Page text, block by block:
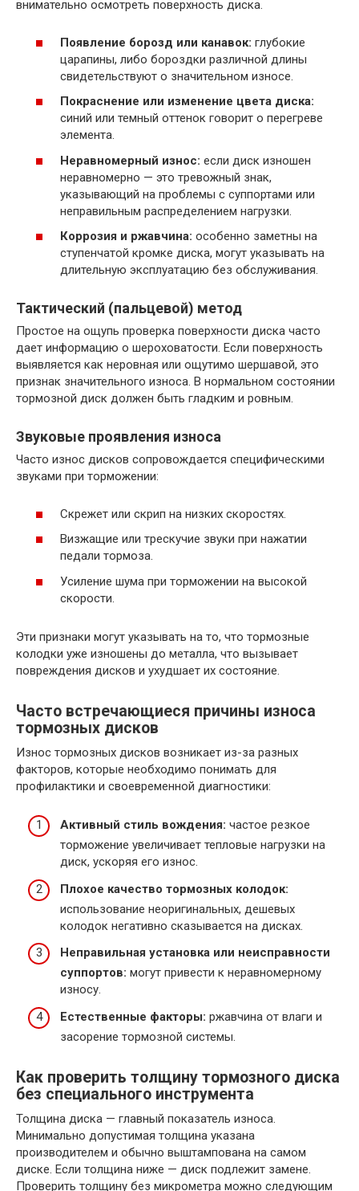
внимательно осмотреть поверхность диска.
Появление борозд или канавок: глубокие
царапины, либо бороздки различной длины
свидетельствуют о значительном износе.
Покраснение или изменение цвета диска:
синий или темный оттенок говорит о перегреве
элемента.
Неравномерный износ: если диск изношен
неравномерно — это тревожный знак,
указывающий на проблемы с суппортами или
неправильным распределением нагрузки.
Коррозия и ржавчина: особенно заметны на
ступенчатой кромке диска, могут указывать на
длительную эксплуатацию без обслуживания.
Тактический (пальцевой) метод
Простое на ощупь проверка поверхности диска часто
дает информацию о шероховатости. Если поверхность
выявляется как неровная или ощутимо шершавой, это
признак значительного износа. В нормальном состоянии
тормозной диск должен быть гладким и ровным.
Звуковые проявления износа
Часто износ дисков сопровождается специфическими
звуками при торможении:
Скрежет или скрип на низких скоростях.
Визжащие или трескучие звуки при нажатии
педали тормоза.
Усиление шума при торможении на высокой
скорости.
Эти признаки могут указывать на то, что тормозные
колодки уже изношены до металла, что вызывает
повреждения дисков и ухудшает их состояние.
Часто встречающиеся причины износа
тормозных дисков
Износ тормозных дисков возникает из-за разных
факторов, которые необходимо понимать для
профилактики и своевременной диагностики:
Активный стиль вождения: частое резкое
торможение увеличивает тепловые нагрузки на
диск, ускоряя его износ.
Плохое качество тормозных колодок:
использование неоригинальных, дешевых
колодок негативно сказывается на дисках.
Неправильная установка или неисправности
суппортов: могут привести к неравномерному
износу.
Естественные факторы: ржавчина от влаги и
засорение тормозной системы.
Как проверить толщину тормозного диска
без специального инструмента
Толщина диска — главный показатель износа.
Минимально допустимая толщина указана
производителем и обычно выштампована на самом
диске. Если толщина ниже — диск подлежит замене.
Проверить толщину без микрометра можно следующим